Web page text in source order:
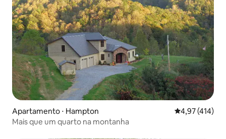
Apartamento ⋅ Hampton 4,97 de uma
4,97 (414)
Mais que um quarto na montanha